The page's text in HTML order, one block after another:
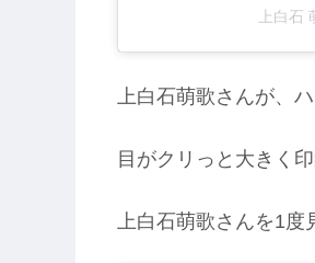
上白
上白石萌歌さんが、
目がクリっと大きく印
上白石萌歌さんを1度